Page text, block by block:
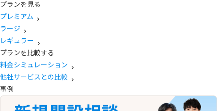
プランを見る
プレミアム
ラージ
レギュラー
プランを比較する
料金シミュレーション
他社サービスとの比較
事例